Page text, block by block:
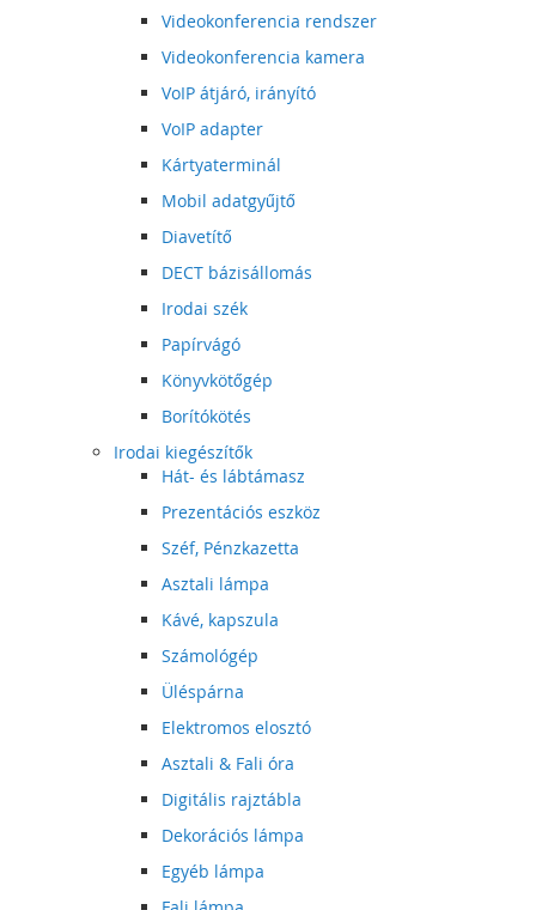
Videokonferencia rendszer
Videokonferencia kamera
VoIP átjáró, irányító
VoIP adapter
Kártyaterminál
Mobil adatgyűjtő
Diavetítő
DECT bázisállomás
Irodai szék
Papírvágó
Könyvkötőgép
Borítókötés
Irodai kiegészítők
Hát- és lábtámasz
Prezentációs eszköz
Széf, Pénzkazetta
Asztali lámpa
Kávé, kapszula
Számológép
Üléspárna
Elektromos elosztó
Asztali & Fali óra
Digitális rajztábla
Dekorációs lámpa
Egyéb lámpa